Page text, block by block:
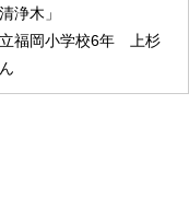
浄木」
福岡小学校6年
上杉